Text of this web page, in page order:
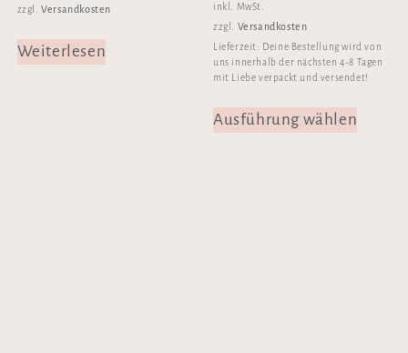
zzgl.Versandkosten
Weiterlesen
inkl. MwSt.
zzgl. Versandkosten
Lieferzeit: Deine Bestellung wird von
uns innerhalb der nächsten 4-8 Tagen
mit Liebe verpackt und versendet!
Ausführung wählen